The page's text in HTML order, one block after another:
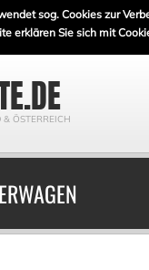
sog. Cookies zur
erklären Sie sich mit
& ÖSTERREICH